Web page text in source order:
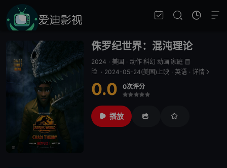
侏罗纪世界：混沌理论
2024 · 美国 · 动作 科幻 动画 家庭 冒
险 · 2024-05-24(美国)上映 · 英语 · 详情
0.0 0次评分
很差
较差
还行推荐力荐
播放